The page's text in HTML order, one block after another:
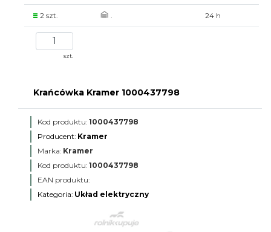
2 szt. . 24 h
szt.
Krańcówka Kramer 1000437798
Kod produktu: 1000437798
Producent: Kramer
Marka: Kramer
Kod produktu: 1000437798
EAN produktu:
Kategoria: Układ elektryczny